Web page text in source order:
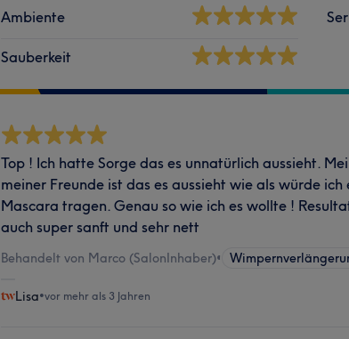
Ambiente
Sauberkeit
Top ! Ich hatte Sorge das es unnatürlich aussieht.
meiner Freunde ist das es aussieht wie als würde ich
Mascara tragen. Genau so wie ich es wollte !
auch super sanft und sehr nett
Behandelt von Marco (SalonInhaber)•
Lisa•vor mehr als 3 Jahren